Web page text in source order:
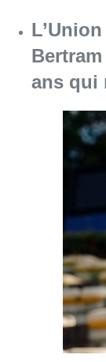
ans qui